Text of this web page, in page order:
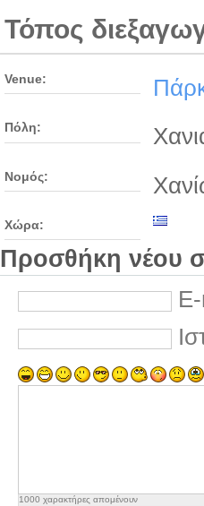
Τόπος
Venue:
Πόλη:
Νομός:
Χώρα:
Προσθήκη νέου
1000 χαρακτήρες απομένουν